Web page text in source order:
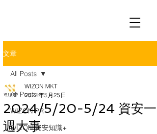
文章
All Posts
WIZON PR
WIZON 資安知識+
All Posts
2024/5/20-5/24 資安一
週大事
WIZON MKT
2024年5月25日